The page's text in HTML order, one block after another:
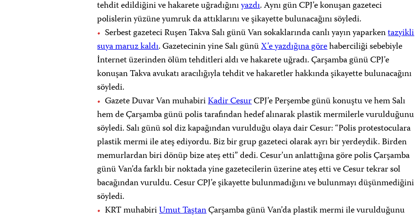
tehdit edildiğini ve hakarete uğradığınıyazdı. Aynı gün CPJ’e konuşan gazeteci
polislerin yüzüne yumruk da attıklarını ve şikayette bulunacağını söyledi.
Serbest gazeteci Ruşen Takva Salı günü Van sokaklarında canlı yayın yaparkentazyikli
suya maruz kaldı. Gazetecinin yine Salı günüX’e yazdığına görehaberciliği sebebiyle
İnternet üzerinden ölüm tehditleri aldı ve hakarete uğradı. Çarşamba günü CPJ’e
konuşan Takva avukatı aracılığıyla tehdit ve hakaretler hakkında şikayette bulunacağını
söyledi.
Gazete Duvar Van muhabiriKadir CesurCPJ’e Perşembe günü konuştu ve hem Salı
hem de Çarşamba günü polis tarafından hedef alınarak plastik mermilerle vurulduğunu
söyledi. Salı günü sol diz kapağından vurulduğu olaya dair Cesur: “Polis protestoculara
plastik mermi ile ateş ediyordu. Biz bir grup gazeteci olarak ayrı bir yerdeydik. Birden
memurlardan biri dönüp bize ateş etti” dedi. Cesur’un anlattığına göre polis Çarşamba
günü Van’da farklı bir noktada yine gazetecilerin üzerine ateş etti ve Cesur tekrar sol
bacağından vuruldu. Cesur CPJ’e şikayette bulunmadığını ve bulunmayı düşünmediğini
söyledi.
KRT muhabiriUmut TaştanÇarşamba günü Van’da plastik mermi ile vurulduğunu